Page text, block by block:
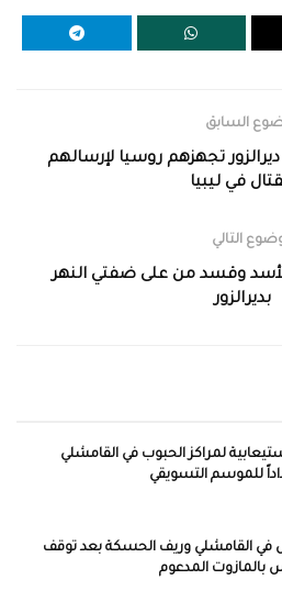
السابق
ديرالزور تجهزهم روسيا لإرسالهم
في ليبيا
التالي
وقسد من على ضفتي النهر
بديرالزور
لمراكز الحبوب في القامشلي
للموسم التسويقي
في القامشلي وريف الحسكة بعد توقف
بالمازوت المدعوم